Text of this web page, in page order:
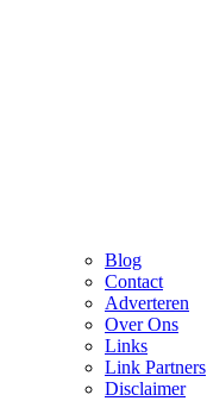
Blog
Contact
Adverteren
Over Ons
Links
Link Partners
Disclaimer